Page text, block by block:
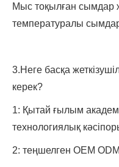
Мыс тоқылған
температуралы
3.Неге басқа
керек?
1: Қытай ғылым
технологиялық
2: теңшелген OEM